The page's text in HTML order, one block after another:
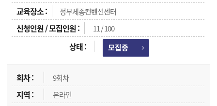
정부세종컨벤션센터
11 / 100
모집중
9회차
온라인